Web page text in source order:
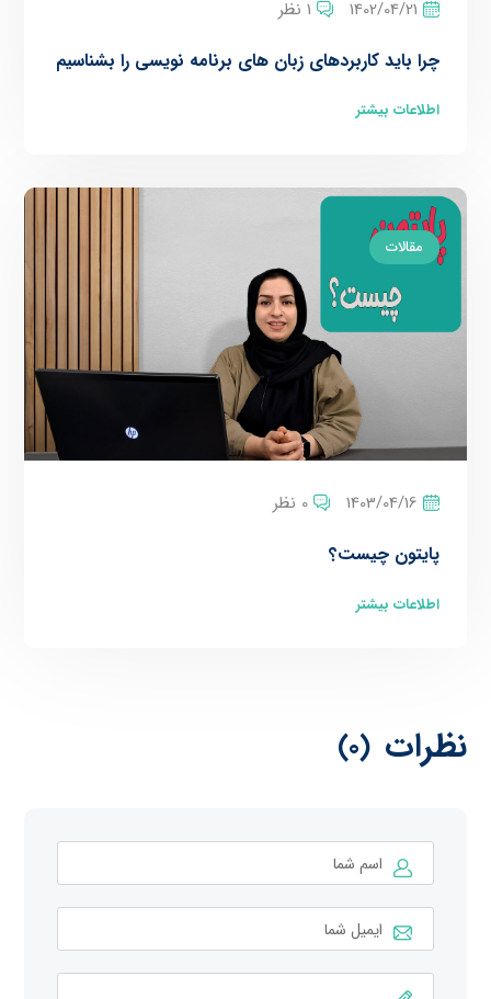
1402/04/21 1 نظر
چرا باید کاربردهای زبان های برنامه نویسی را بشناسیم
اطلاعات بیشتر
مقالات
1403/04/16 0 نظر
پایتون چیست؟
اطلاعات بیشتر
نظرات (0)